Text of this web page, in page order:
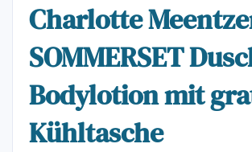
Charlotte
SOMMERSET
Bodylotion mit
Kühltasche